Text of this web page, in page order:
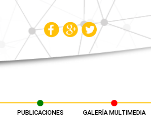
PUBLICACIONES GALERÍA MULTIMEDIA